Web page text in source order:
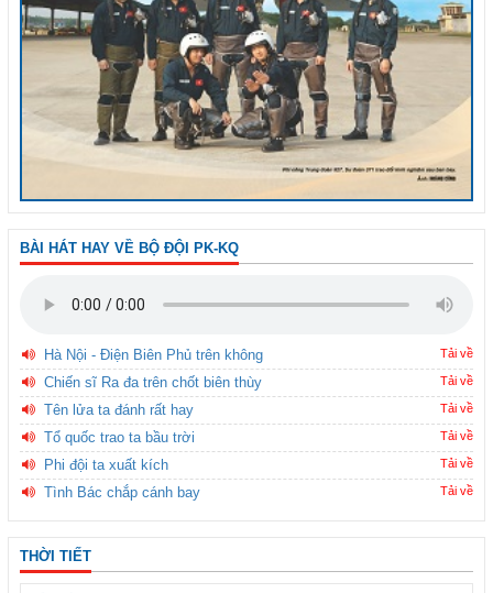
BÀI HÁT HAY VỀ BỘ ĐỘI PK-KQ
Hà Nội - Điện Biên Phủ trên không Tải về
Chiến sĩ Ra đa trên chốt biên thùy Tải về
Tên lửa ta đánh rất hay Tải về
Tổ quốc trao ta bầu trời Tải về
Phi đội ta xuất kích Tải về
Tình Bác chắp cánh bay Tải về
THỜI TIẾT